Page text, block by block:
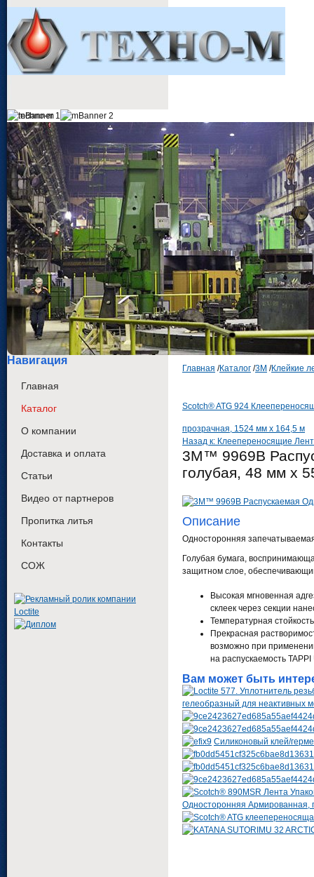
Навигация
Главная
Каталог
О компании
Доставка и оплата
Статьи
Видео от партнеров
Пропитка литья
Контакты
СОЖ
Главная /Каталог /3М /Клейкие
Scotch® ATG 924
прозрачная, 1524 мм х 164,5 м
Назад к: Клеепереносящие
3M™ 9969В
голубая, 48 мм х
Описание
Односторонняя
Голубая бумага,
защитном слое,
Высокая мгновенная
склеек через секции
Температурная
Прекрасная
возможно при
на распускаемость
Вам может быть
гелеобразный для неактивных
Cиликоновый клей/
Односторонняя Армированная,